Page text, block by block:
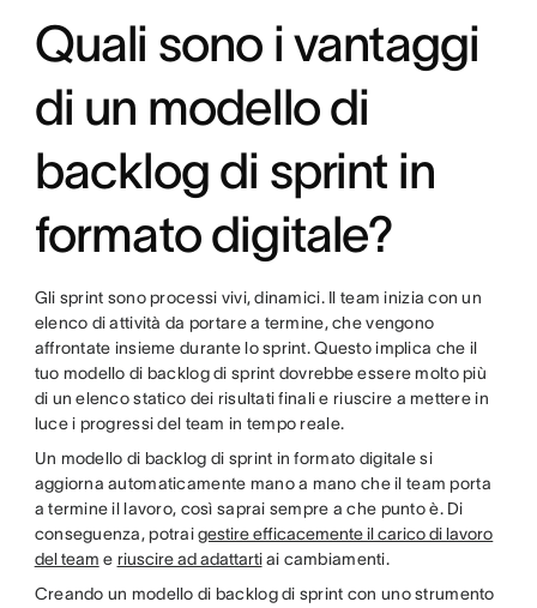
Quali sono i vantaggi
di un modello di
backlog di sprint in
formato digitale?
Gli sprint sono processi vivi, dinamici. Il team inizia con un
elenco di attività da portare a termine, che vengono
affrontate insieme durante lo sprint. Questo implica che il
tuo modello di backlog di sprint dovrebbe essere molto più
di un elenco statico dei risultati finali e riuscire a mettere in
luce i progressi del team in tempo reale.
Un modello di backlog di sprint in formato digitale si
aggiorna automaticamente mano a mano che il team porta
a termine il lavoro, così saprai sempre a che punto è. Di
conseguenza, potraigestire efficacemente il carico di lavoro
del team e riuscire ad adattartiai cambiamenti.
Creando un modello di backlog di sprint con uno strumento